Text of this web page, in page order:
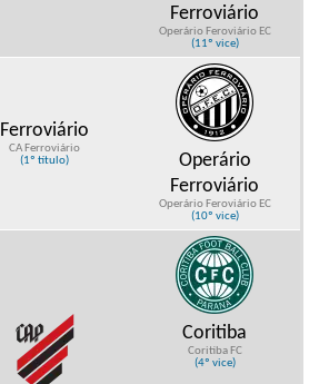
Ferroviário
Operário Feroviário EC
(11º vice)
Ferroviário
CA Ferroviário
(1º título)
Operário
Ferroviário
Operário Feroviário EC
(10º vice)
Coritiba
Coritiba FC
(4º vice)